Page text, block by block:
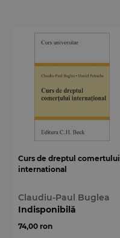
Curs de dreptul comertului
international
Claudiu-Paul Buglea
Indisponibilă
74,00 ron